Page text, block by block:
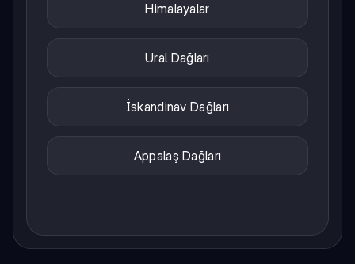
Himalayalar
Ural Dağları
İskandinav Dağları
Appalaş Dağları